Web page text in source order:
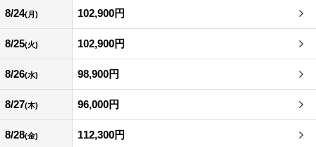
8/24(月) 102,900円
8/25(火) 102,900円
8/26(水) 98,900円
8/27(木) 96,000円
8/28(金) 112,300円